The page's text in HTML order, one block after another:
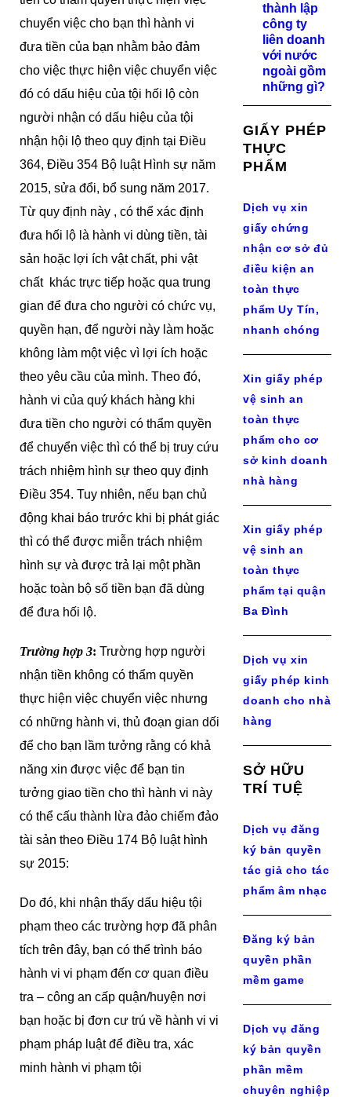
chuyển việc cho bạn thì hành vi
đưa tiền của bạn nhằm bảo đảm
cho việc thực hiện việc chuyển việc
đó có dấu hiệu của tội hối lộ còn
người nhận có dấu hiệu của tội
nhận hội lộ theo quy định tại Điều
364, Điều 354 Bộ luật Hình sự năm
2015, sửa đổi, bổ sung năm 2017.
Từ quy định này , có thể xác định
đưa hối lộ là hành vi dùng tiền, tài
sản hoặc lợi ích vật chất, phi vật
chất khác trực tiếp hoặc qua trung
gian để đưa cho người có chức vụ,
quyền hạn, để người này làm hoặc
không làm một việc vì lợi ích hoặc
theo yêu cầu của mình. Theo đó,
hành vi của quý khách hàng khi
đưa tiền cho người có thẩm quyền
để chuyển việc thì có thể bị truy cứu
trách nhiệm hình sự theo quy định
Điều 354. Tuy nhiên, nếu bạn chủ
động khai báo trước khi bị phát giác
thì có thể được miễn trách nhiệm
hình sự và được trả lại một phần
hoặc toàn bộ số tiền bạn đã dùng
để đưa hối lộ.
Trường hợp 3: Trường hợp người
nhận tiền không có thẩm quyền
thực hiện việc chuyển việc nhưng
có những hành vi, thủ đoạn gian dối
để cho bạn lầm tưởng rằng có khả
năng xin được việc để bạn tin
tưởng giao tiền cho thì hành vi này
có thể cấu thành lừa đảo chiếm đảo
tài sản theo Điều 174 Bộ luật hình
sự 2015:
Do đó, khi nhận thấy dấu hiệu tội
phạm theo các trường hợp đã phân
tích trên đây, bạn có thể trình báo
hành vi vi phạm đến cơ quan điều
tra – công an cấp quận/huyện nơi
bạn hoặc bị đơn cư trú về hành vi vi
phạm pháp luật để điều tra, xác
minh hành vi phạm tội
thành lập
công ty
liên doanh
với nước
ngoài gồm
những gì?
GIẤY PHÉP
THỰC
PHẨM
Dịch vụ xin
giấy chứng
nhận cơ sở đủ
điều kiện an
toàn thực
phẩm Uy Tín,
nhanh chóng
Xin giấy phép
vệ sinh an
toàn thực
phẩm cho cơ
sở kinh doanh
nhà hàng
Xin giấy phép
vệ sinh an
toàn thực
phẩm tại quận
Ba Đình
Dịch vụ xin
giấy phép kinh
doanh cho nhà
hàng
SỞ HỮU
TRÍ TUỆ
Dịch vụ đăng
ký bản quyền
tác giả cho tác
phẩm âm nhạc
Đăng ký bản
quyền phần
mềm game
Dịch vụ đăng
ký bản quyền
phần mềm
chuyên nghiệp